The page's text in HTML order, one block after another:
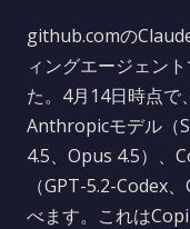
github.comの
ィングエージェン
た。4月14日時点で
Anthropicモデル（
4.5、Opus 4.5）、
（GPT-5.2-Codex
べます。これは